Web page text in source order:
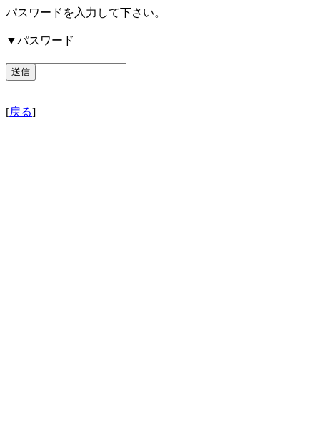
パスワードを入力して下さい。
▼パスワード
[戻る]